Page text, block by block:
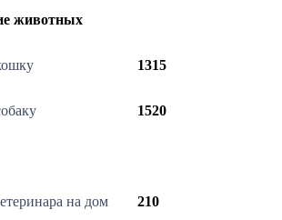
животных
1315
1520
на дом 210